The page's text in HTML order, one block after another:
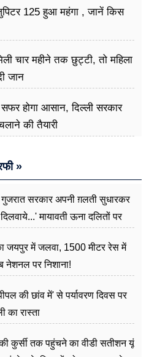
125 हुआ महंगा , जानें किस
चार महीने तक छुट्टी, तो महिला
जान
होगा आसान, दिल्ली सरकार
की तैयारी
»
गुजरात सरकार अपनी ग़लती सुधारकर
मायावती ऊना दलितों पर
जयपुर में जलवा, 1500 मीटर रेस में
नेशनल पर निशाना!
की छांव में' से पर्यावरण दिवस पर
का रास्ता
कुर्सी तक पहुंचने का वीडी सतीशन यूं